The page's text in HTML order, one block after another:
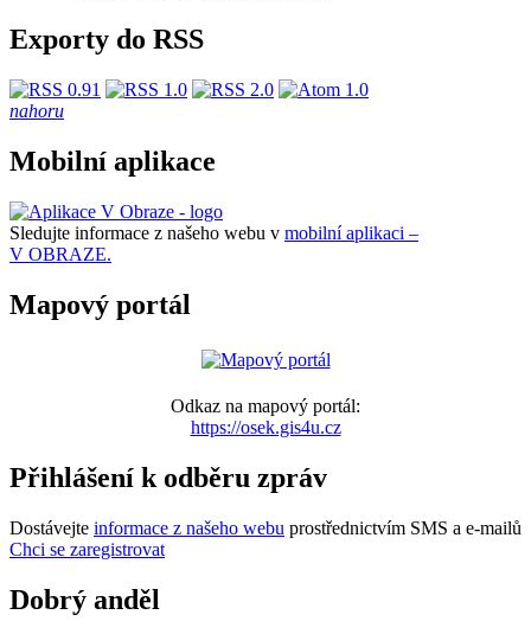
Exporty do RSS
nahoru
Mobilní aplikace
Sledujte informace z našeho webu v mobilní aplikaci –
V OBRAZE.
Mapový portál
Odkaz na mapový portál:
https://osek.gis4u.cz
Přihlášení k odběru zpráv
Dostávejte informace z našeho webu prostřednictvím SMS a e-mailů
Chci se zaregistrovat
Dobrý anděl